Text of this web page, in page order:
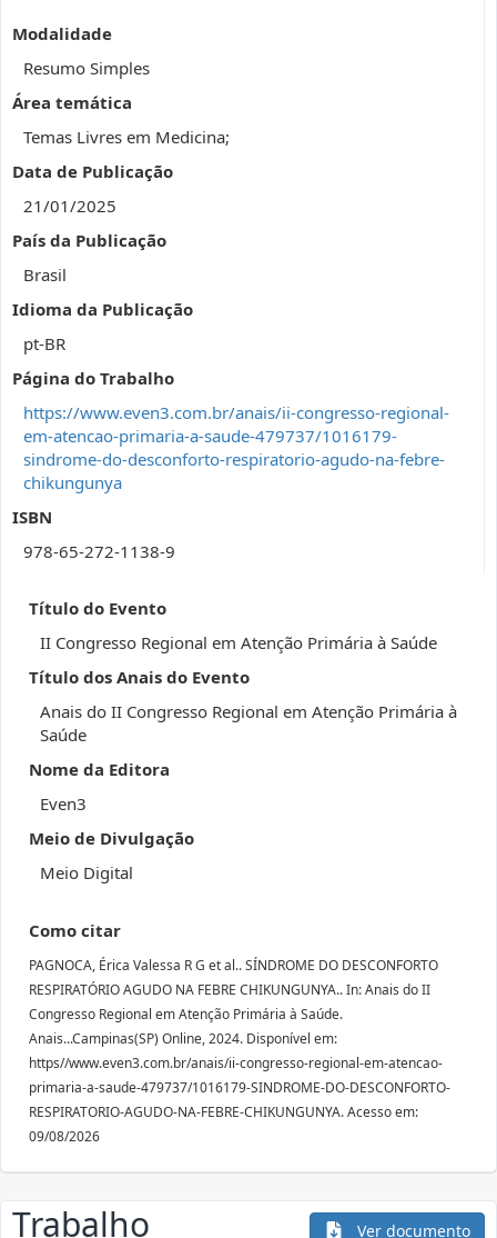
Modalidade
Resumo Simples
Área temática
Temas Livres em Medicina;
Data de Publicação
21/01/2025
País da Publicação
Brasil
Idioma da Publicação
pt-BR
Página do Trabalho
https://www.even3.com.br/anais/ii-congresso-regional-
em-atencao-primaria-a-saude-479737/1016179-
sindrome-do-desconforto-respiratorio-agudo-na-febre-
chikungunya
ISBN
978-65-272-1138-9
Título do Evento
II Congresso Regional em Atenção Primária à Saúde
Título dos Anais do Evento
Anais do II Congresso Regional em Atenção Primária à
Saúde
Nome da Editora
Even3
Meio de Divulgação
Meio Digital
Como citar
PAGNOCA, Érica Valessa R G et al.. SÍNDROME DO DESCONFORTO
RESPIRATÓRIO AGUDO NA FEBRE CHIKUNGUNYA.. In: Anais do II
Congresso Regional em Atenção Primária à Saúde.
Anais...Campinas(SP) Online, 2024. Disponível em:
https//www.even3.com.br/anais/ii-congresso-regional-em-atencao-
primaria-a-saude-479737/1016179-SINDROME-DO-DESCONFORTO-
RESPIRATORIO-AGUDO-NA-FEBRE-CHIKUNGUNYA. Acesso em:
09/08/2026
Trabalho Ver documento